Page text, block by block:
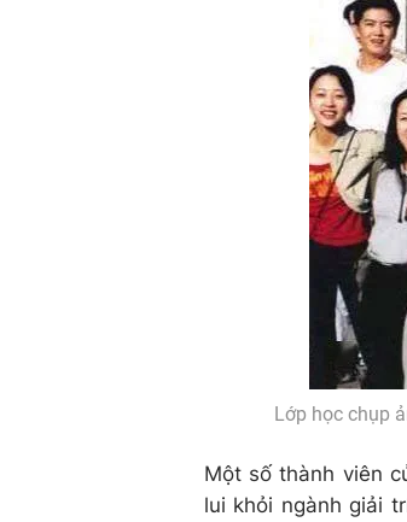
Lớp học chụp
Một số thành viên
lui khỏi ngành giải